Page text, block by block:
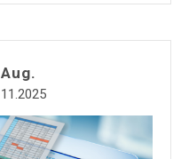
Aug.
11.2025